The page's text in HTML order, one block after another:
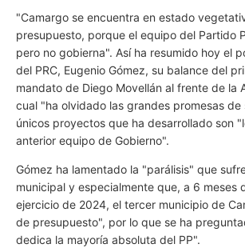
"Camargo se encuentra en estado
presupuesto, porque el equipo del Partido
pero no gobierna". Así ha resumido hoy el
del PRC, Eugenio Gómez, su balance del
mandato de Diego Movellán al frente de la
cual "ha olvidado las grandes promesas
únicos proyectos que ha desarrollado son
anterior equipo de Gobierno".
Gómez ha lamentado la "parálisis" que
municipal y especialmente que, a 6 meses
ejercicio de 2024, el tercer municipio de
de presupuesto", por lo que se ha
dedica la mayoría absoluta del PP".